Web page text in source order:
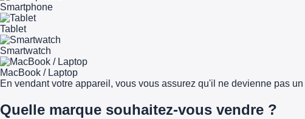
Smartphone
Tablet
Smartwatch
MacBook / Laptop
En vendant votre appareil, vous vous assurez qu'il ne devienne pas un
Quelle marque souhaitez-vous vendre ?